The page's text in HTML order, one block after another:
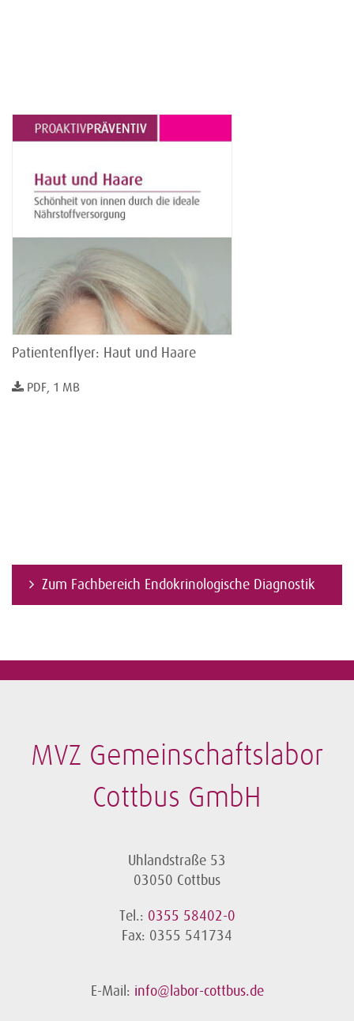
Patientenflyer: Haut und Haare
PDF, 1 MB
Zum Fachbereich Endokrinologische Diagnostik
MVZ Gemeinschaftslabor
Cottbus GmbH
Uhlandstraße 53
03050 Cottbus
Tel.: 0355 58402-0
Fax: 0355 541734
E-Mail: info@labor-cottbus.de